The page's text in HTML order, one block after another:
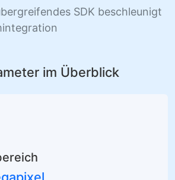
SDK beschleunigt
im Überblick